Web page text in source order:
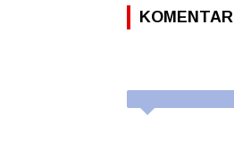
KOMENTAR